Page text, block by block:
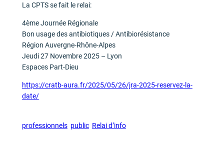
La CPTS se fait le relai:
4ème Journée Régionale
Bon usage des antibiotiques / Antibiorésistance
Région Auvergne-Rhône-Alpes
Jeudi 27 Novembre 2025 – Lyon
Espaces Part-Dieu
https://cratb-aura.fr/2025/05/26/jra-2025-reservez-la-
date/
professionnels public Relai d’info